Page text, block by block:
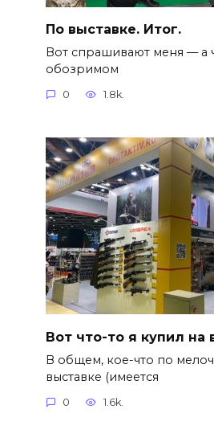
По выставке. Итог.
Вот спрашивают меня — а
обозримом
0 1.8k.
Вот что-то я купил на
В общем, кое-что по
выставке (имеется
0 1.6k.